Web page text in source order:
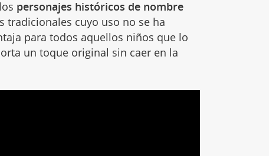
personajes históricos de nombre
tradicionales cuyo uso no se ha
para todos aquellos niños que lo
un toque original sin caer en la